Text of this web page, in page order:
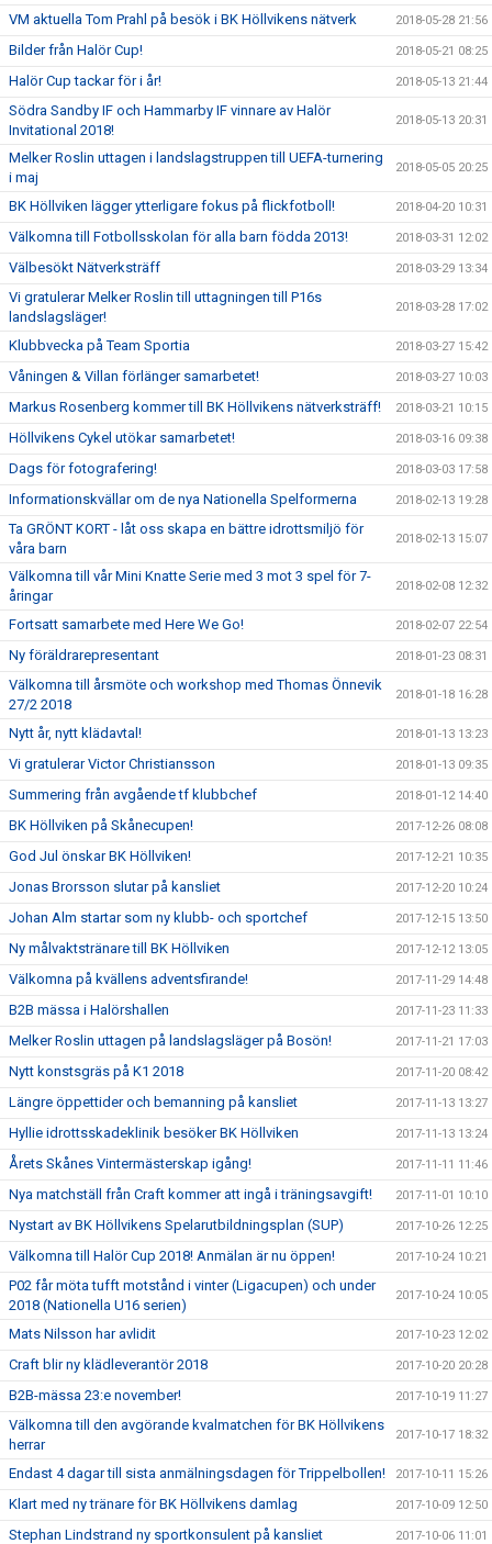
VM aktuella Tom Prahl på besök i BK Höllvikens nätverk 2018-05-28 21:56
Bilder från Halör Cup! 2018-05-21 08:25
Halör Cup tackar för i år! 2018-05-13 21:44
Södra Sandby IF och Hammarby IF vinnare av Halör
Invitational 2018!
2018-05-13 20:31
Melker Roslin uttagen i landslagstruppen till UEFA-turnering
i maj
2018-05-05 20:25
BK Höllviken lägger ytterligare fokus på flickfotboll! 2018-04-20 10:31
Välkomna till Fotbollsskolan för alla barn födda 2013! 2018-03-31 12:02
Välbesökt Nätverksträff 2018-03-29 13:34
Vi gratulerar Melker Roslin till uttagningen till P16s
landslagsläger!
2018-03-28 17:02
Klubbvecka på Team Sportia 2018-03-27 15:42
Våningen & Villan förlänger samarbetet! 2018-03-27 10:03
Markus Rosenberg kommer till BK Höllvikens nätverksträff! 2018-03-21 10:15
Höllvikens Cykel utökar samarbetet! 2018-03-16 09:38
Dags för fotografering! 2018-03-03 17:58
Informationskvällar om de nya Nationella Spelformerna 2018-02-13 19:28
Ta GRÖNT KORT - låt oss skapa en bättre idrottsmiljö för
våra barn
2018-02-13 15:07
Välkomna till vår Mini Knatte Serie med 3 mot 3 spel för 7-
åringar
2018-02-08 12:32
Fortsatt samarbete med Here We Go! 2018-02-07 22:54
Ny föräldrarepresentant 2018-01-23 08:31
Välkomna till årsmöte och workshop med Thomas Önnevik
27/2 2018
2018-01-18 16:28
Nytt år, nytt klädavtal! 2018-01-13 13:23
Vi gratulerar Victor Christiansson 2018-01-13 09:35
Summering från avgående tf klubbchef 2018-01-12 14:40
BK Höllviken på Skånecupen! 2017-12-26 08:08
God Jul önskar BK Höllviken! 2017-12-21 10:35
Jonas Brorsson slutar på kansliet 2017-12-20 10:24
Johan Alm startar som ny klubb- och sportchef 2017-12-15 13:50
Ny målvaktstränare till BK Höllviken 2017-12-12 13:05
Välkomna på kvällens adventsfirande! 2017-11-29 14:48
B2B mässa i Halörshallen 2017-11-23 11:33
Melker Roslin uttagen på landslagsläger på Bosön! 2017-11-21 17:03
Nytt konstsgräs på K1 2018 2017-11-20 08:42
Längre öppettider och bemanning på kansliet 2017-11-13 13:27
Hyllie idrottsskadeklinik besöker BK Höllviken 2017-11-13 13:24
Årets Skånes Vintermästerskap igång! 2017-11-11 11:46
Nya matchställ från Craft kommer att ingå i träningsavgift! 2017-11-01 10:10
Nystart av BK Höllvikens Spelarutbildningsplan (SUP) 2017-10-26 12:25
Välkomna till Halör Cup 2018! Anmälan är nu öppen! 2017-10-24 10:21
P02 får möta tufft motstånd i vinter (Ligacupen) och under
2018 (Nationella U16 serien)
2017-10-24 10:05
Mats Nilsson har avlidit 2017-10-23 12:02
Craft blir ny klädleverantör 2018 2017-10-20 20:28
B2B-mässa 23:e november! 2017-10-19 11:27
Välkomna till den avgörande kvalmatchen för BK Höllvikens
herrar
2017-10-17 18:32
Endast 4 dagar till sista anmälningsdagen för Trippelbollen! 2017-10-11 15:26
Klart med ny tränare för BK Höllvikens damlag 2017-10-09 12:50
Stephan Lindstrand ny sportkonsulent på kansliet 2017-10-06 11:01